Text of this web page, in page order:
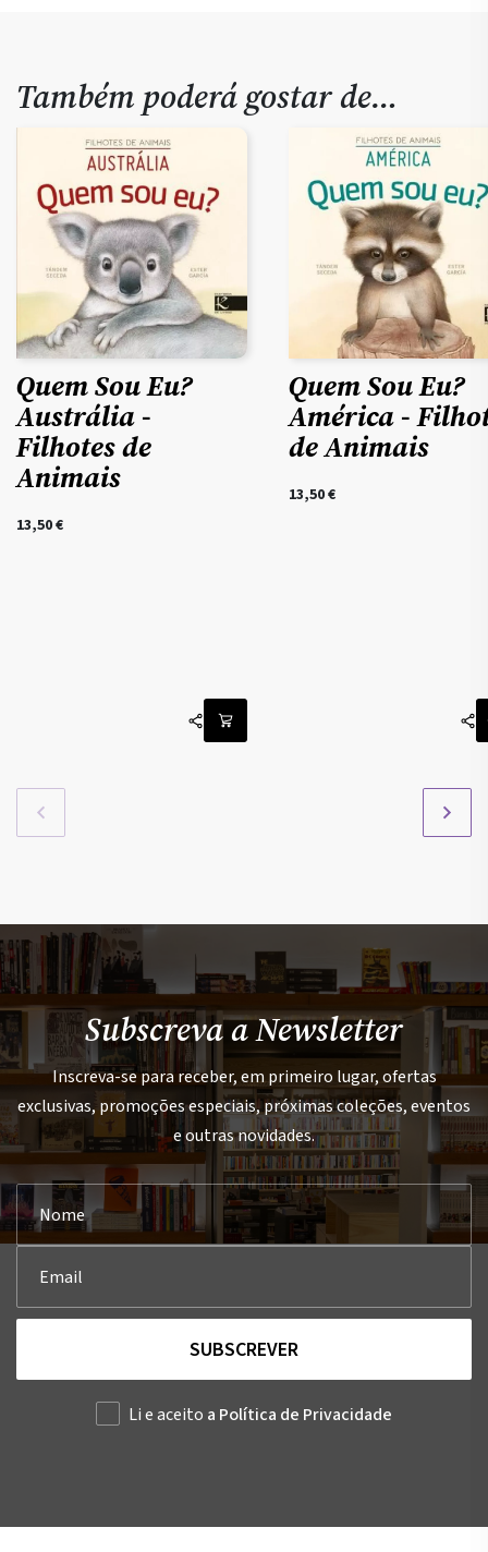
Também poderá gostar de…
Quem Sou Eu?
Austrália -
Filhotes de
Animais
13,50€
Quem Sou Eu?
América -
de Animais
13,50€
Subscreva a Newsletter
Inscreva-se para receber, em primeiro lugar, ofertas
exclusivas, promoções especiais, próximas coleções, eventos
e outras novidades.
SUBSCREVER
Li e aceito a Política de Privacidade